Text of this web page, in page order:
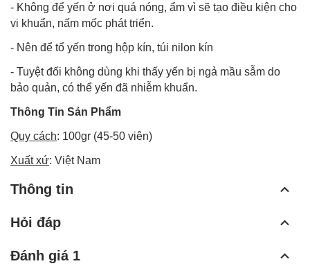
- Không để yến ở nơi quá nóng, ẩm vì sẽ tạo điều kiện cho
vi khuẩn, nấm mốc phát triển.
- Nên để tổ yến trong hộp kín, túi nilon kín
- Tuyệt đối không dùng khi thấy yến bị ngả mầu sẫm do
bảo quản, có thể yến đã nhiễm khuẩn.
Thông Tin Sản Phẩm
Quy cách: 100gr (45-50 viên)
Xuất xứ: Việt Nam
Thông tin
Hỏi đáp
Đánh giá 1